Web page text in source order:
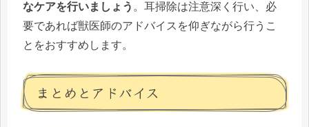
なケアを行いましょう 。耳掃除は注意深く行い、必
要であれば獣医師のアドバイスを仰ぎながら行うこ
とをおすすめします。
まとめとアドバイス